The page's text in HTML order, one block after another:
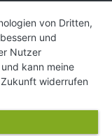
von Dritten,
und
Nutzer
kann meine
widerrufen